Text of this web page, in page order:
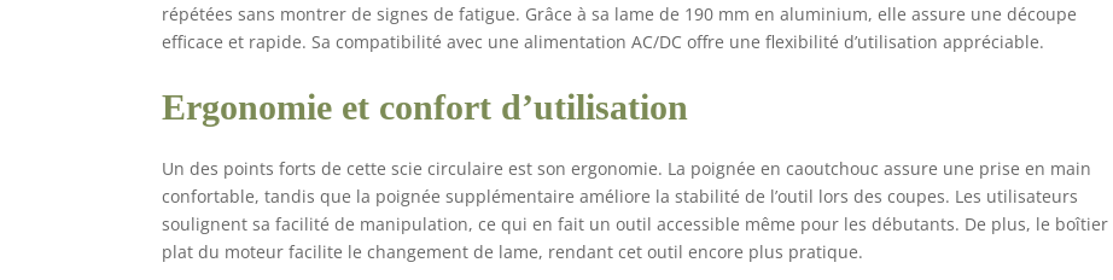
répétées sans montrer de signes de fatigue. Grâce à sa lame de 190 mm en aluminium, elle assure une découpe
efficace et rapide. Sa compatibilité avec une alimentation AC/DC offre une flexibilité d’utilisation appréciable.
Ergonomie et confort d’utilisation
Un des points forts de cette scie circulaire est son ergonomie. La poignée en caoutchouc assure une prise en main
confortable, tandis que la poignée supplémentaire améliore la stabilité de l’outil lors des coupes. Les utilisateurs
soulignent sa facilité de manipulation, ce qui en fait un outil accessible même pour les débutants. De plus, le boîtier
plat du moteur facilite le changement de lame, rendant cet outil encore plus pratique.